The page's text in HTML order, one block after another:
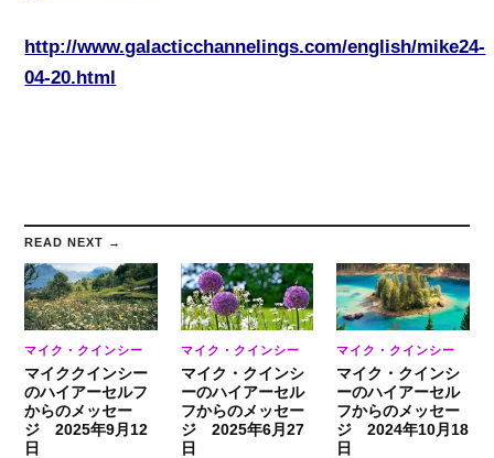
http://www.galacticchannelings.com/english/mike24-
04-20.html
READ NEXT →
マイク・クインシー
マイククインシー
のハイアーセルフ
からのメッセー
ジ 2025年9月12
日
マイク・クインシー
マイク・クインシ
ーのハイアーセル
フからのメッセー
ジ 2025年6月27
日
マイク・クインシー
マイク・クインシ
ーのハイアーセル
フからのメッセー
ジ 2024年10月18
日